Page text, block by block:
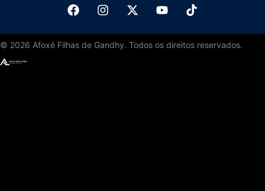
© 2026 Afoxé Filhas de Gandhy. Todos os direitos reservados.